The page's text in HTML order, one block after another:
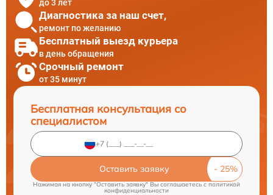
до 3 лет
Диагностика за наш счет,
ремонт по желанию
Бесплатный выезд курьера
в день обращения
Срочный ремонт
от 35 минут
Бесплатная консультация со
специалистом
Оставить заявку
Нажимая на кнопку "Оставить заявку" Вы соглашаетесь cполитикой
конфиденциальности